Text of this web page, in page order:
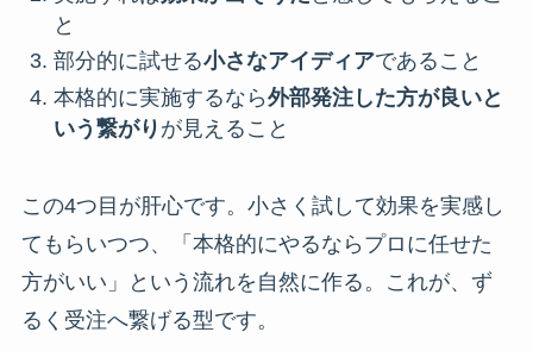
と
部分的に試せる小さなアイディアであること
本格的に実施するなら外部発注した方が良いと
いう繋がり が見えること
この4つ目が肝心です。小さく試して効果を実感し
てもらいつつ、「本格的にやるならプロに任せた
方がいい」という流れを自然に作る。これが、ず
るく受注へ繋げる型です。